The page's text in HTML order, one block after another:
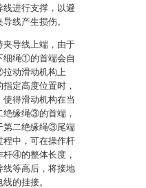
进行支撑，以避
线产生损伤。
导线上端，由于
细绳①的首端会自
动滑动机构上
定高度位置时，
得滑动机构在当
绝缘绳③的首端，
第二绝缘绳③尾端
中，可在操作杆
④的整体长度，
等高后，将接地
的挂接。